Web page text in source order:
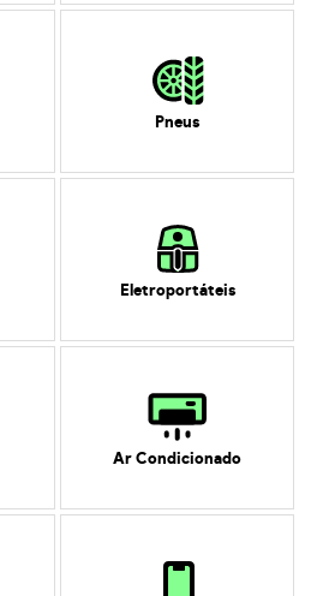
Pneus
Eletroportáteis
Ar Condicionado